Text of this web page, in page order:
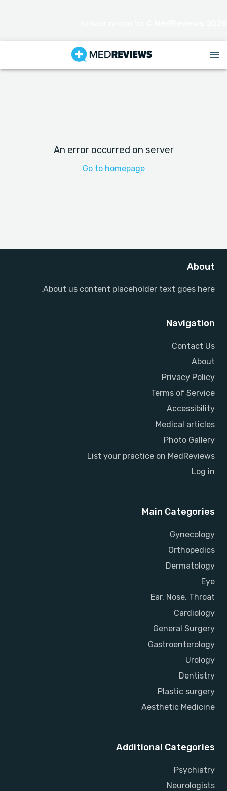
An error occurred on server
Go to homepage
About
About us content placeholder text goes here.
Navigation
Contact Us
About
Privacy Policy
Terms of Service
Accessibility
Medical articles
Photo Gallery
List your practice on MedReviews
Log in
Main Categories
Gynecology
Orthopedics
Dermatology
Eye
Ear, Nose, Throat
Cardiology
General Surgery
Gastroenterology
Urology
Dentistry
Plastic surgery
Aesthetic Medicine
Additional Categories
Psychiatry
Neurologists